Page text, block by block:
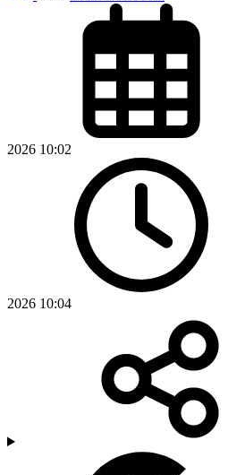
2026 10:02
2026 10:04